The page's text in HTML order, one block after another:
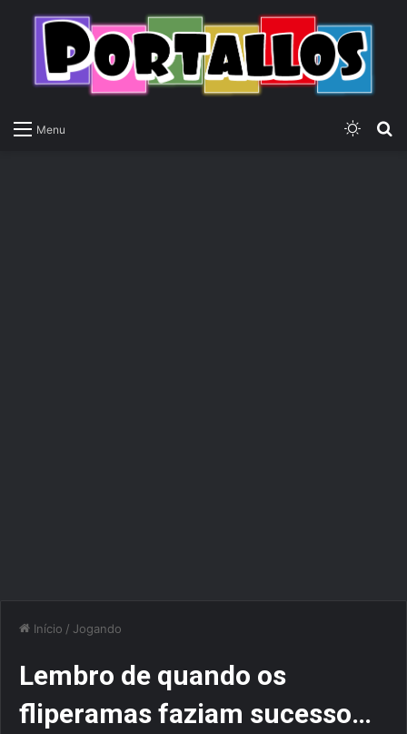
Menu
Início / Jogando
Lembro de quando os
fliperamas faziam sucesso…